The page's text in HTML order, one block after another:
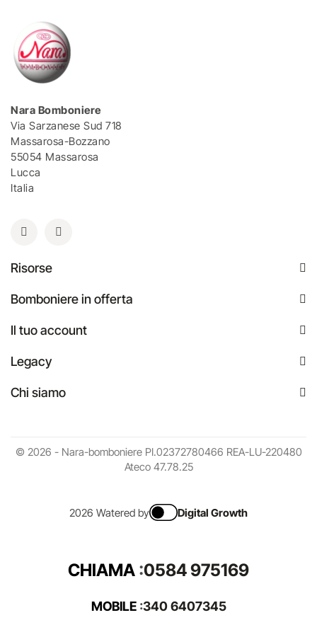
Nara Bomboniere
Via Sarzanese Sud 718
Massarosa-Bozzano
55054 Massarosa
Lucca
Italia
Risorse
Bomboniere in offerta
Il tuo account
Legacy
Chi siamo
© 2026 - Nara-bomboniere PI.02372780466 REA-LU-220480
Ateco 47.78.25
2026 Watered by Digital Growth
CHIAMA :0584 975169
MOBILE:340 6407345